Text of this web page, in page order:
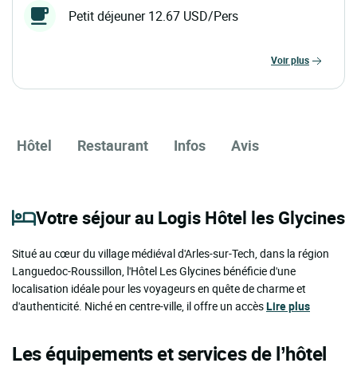
Petit déjeuner 12.67 USD/Pers
voir plus
Hôtel Restaurant Infos Avis
Votre séjour au Logis Hôtel les Glycines
Situé au cœur du village médiéval d'Arles-sur-Tech, dans la région
Languedoc-Roussillon, l'Hôtel Les Glycines bénéficie d'une
localisation idéale pour les voyageurs en quête de charme et
d'authenticité. Niché en centre-ville, il offre un accèsLire plus
Les équipements et services de l’hôtel